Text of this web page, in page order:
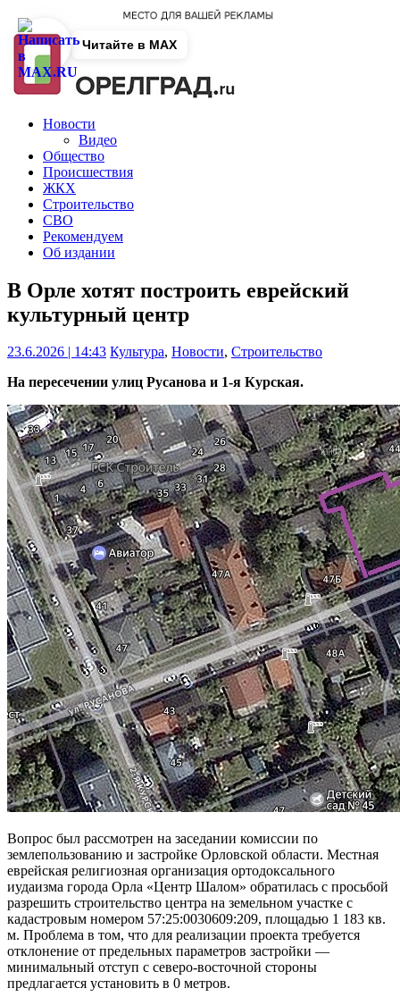
Новости
Видео
Общество
Происшествия
ЖКХ
Строительство
СВО
Рекомендуем
Об издании
В Орле хотят построить еврейский
культурный центр
23.6.2026 | 14:43 Культура, Новости, Строительство
На пересечении улиц Русанова и 1-я Курская.
Вопрос был рассмотрен на заседании комиссии по
землепользованию и застройке Орловской области. Местная
еврейская религиозная организация ортодоксального
иудаизма города Орла «Центр Шалом» обратилась с просьбой
разрешить строительство центра на земельном участке с
кадастровым номером 57:25:0030609:209, площадью 1 183 кв.
м. Проблема в том, что для реализации проекта требуется
отклонение от предельных параметров застройки —
минимальный отступ с северо-восточной стороны
предлагается установить в 0 метров.
Читайте в MAX